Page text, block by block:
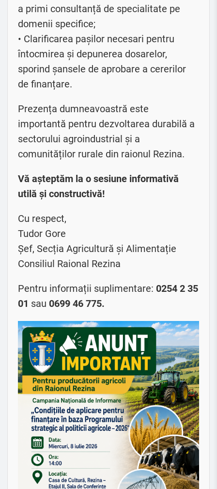
a primi consultanță de specialitate pe
domenii specifice;
• Clarificarea pașilor necesari pentru
întocmirea și depunerea dosarelor,
sporind șansele de aprobare a cererilor
de finanțare.
Prezența dumneavoastră este
importantă pentru dezvoltarea durabilă a
sectorului agroindustrial și a
comunităților rurale din raionul Rezina.
Vă așteptăm la o sesiune informativă
utilă și constructivă!
Cu respect,
Tudor Gore
Șef, Secția Agricultură și Alimentație
Consiliul Raional Rezina
Pentru informații suplimentare: 0254 2 35
01 sau 0699 46 775.